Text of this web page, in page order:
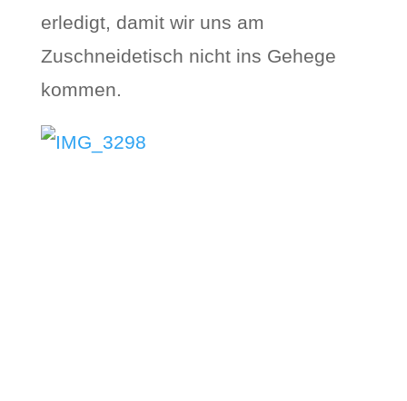
erledigt, damit wir uns am
Zuschneidetisch nicht ins Gehege
kommen.